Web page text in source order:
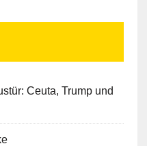
Ceuta, Trump und